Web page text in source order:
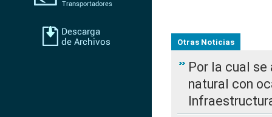
Otras Noticias
Por la cual
natural con